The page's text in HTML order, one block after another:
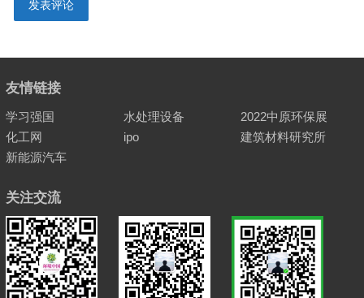
友情链接
学习强国 水处理设备
2022中原环保展
化工网
ipo
建筑材料研究所
新能源汽车
关注交流